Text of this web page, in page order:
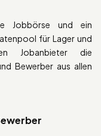
Jobbörse und ein
für Lager und
Jobanbieter die
Bewerber aus allen